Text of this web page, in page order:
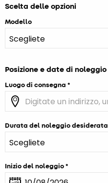
Scelta delle opzioni
Modello
Posizione e date di noleggio
Luogo di consegna
Durata del noleggio desiderata
Inizio del noleggio